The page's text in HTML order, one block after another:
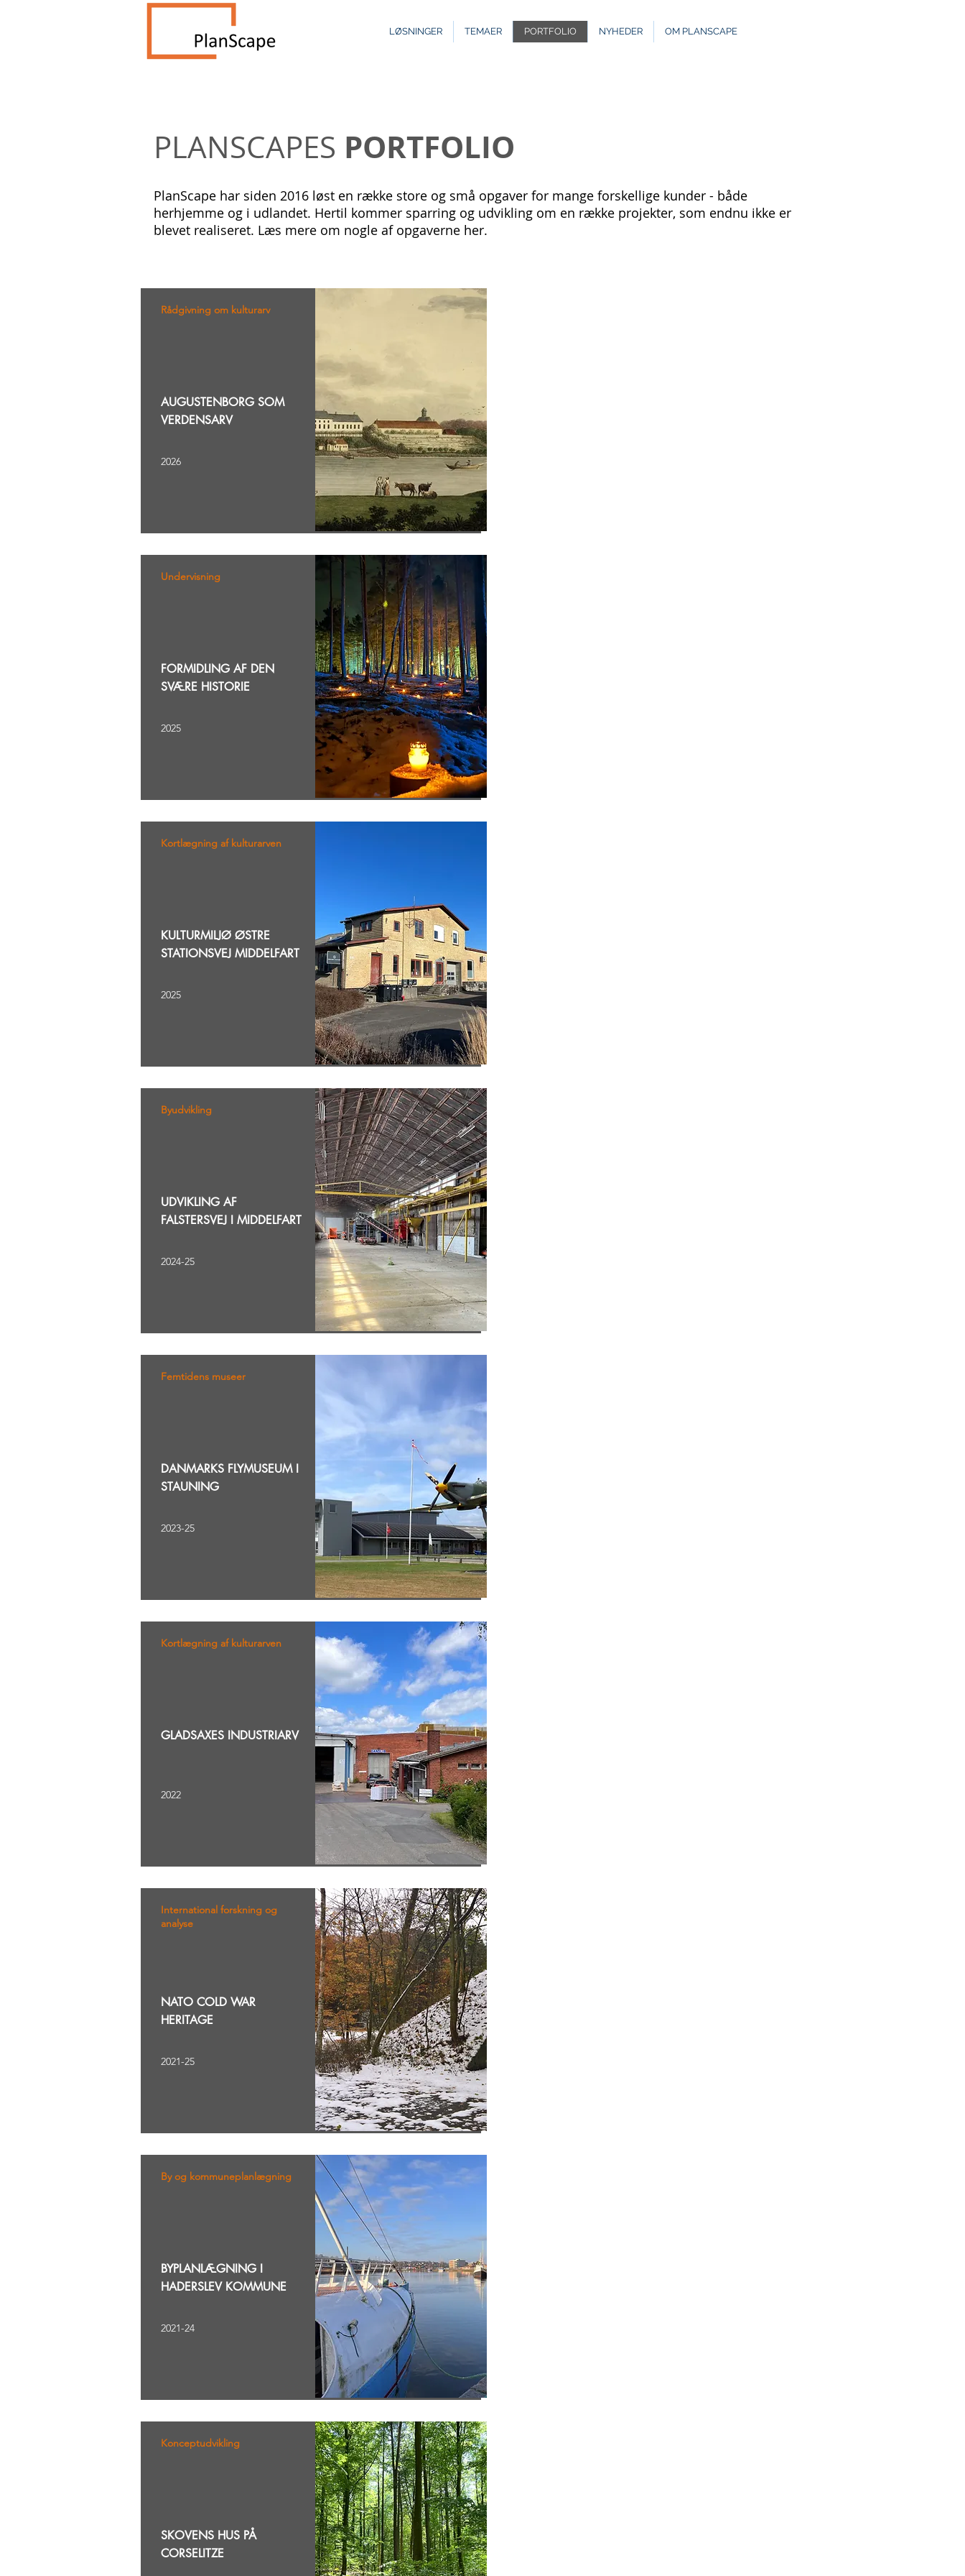
LØSNINGER TEMAER PORTFOLIO NYHEDER OM PLANSCAPE
PLANSCAPES PORTFOLIO
PlanScape har siden 2016 løst en række store og små opgaver for mange forskellige kunder - både
herhjemme og i udlandet. Hertil kommer sparring og udvikling om en række projekter, som endnu ikke er
blevet realiseret. Læs mere om nogle af opgaverne her.
Rådgivning om kulturarv
AUGUSTENBORG SOM
VERDENSARV
2026
Undervisning
FORMIDLING AF DEN
SVÆRE HISTORIE
2025
Kortlægning af kulturarven
KULTURMILJØ ØSTRE
STATIONSVEJ MIDDELFART
2025
Byudvikling
UDVIKLING AF
FALSTERSVEJ I MIDDELFART
2024-25
Femtidens museer
DANMARKS FLYMUSEUM I
STAUNING
2023-25
Kortlægning af kulturarven
GLADSAXES INDUSTRIARV
2022
International forskning og
analyse
NATO COLD WAR
HERITAGE
2021-25
By og kommuneplanlægning
BYPLANLÆGNING I
HADERSLEV KOMMUNE
2021-24
Konceptudvikling
SKOVENS HUS PÅ
CORSELITZE